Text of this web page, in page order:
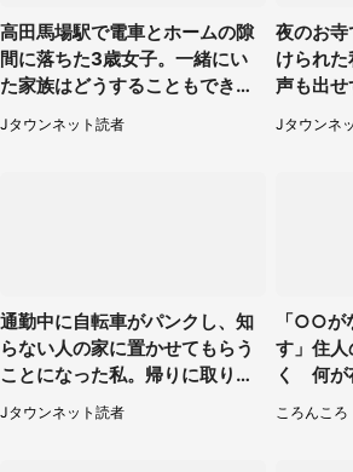
高田馬場駅で電車とホームの隙
間に落ちた3歳女子。一緒にい
た家族はどうすることもできな
くて...（埼玉県・50代女性）
Jタウンネット読者
夜のお
けられ
声も出
Jタウンネ
通勤中に自転車がパンクし、知
らない人の家に置かせてもらう
ことになった私。帰りに取りに
行くと、なんと...（東京都・40
代女性）
Jタウンネット読者
「○○が
す」住
く 何が
ころんころ